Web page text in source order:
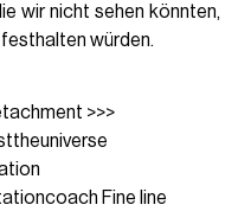
wir nicht sehen könnten,
würden.
>>>
Fine line